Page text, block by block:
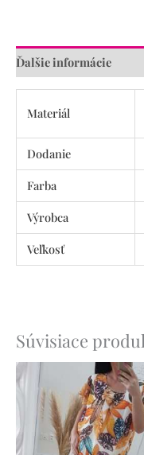
Ďalšie informácie
Materiál
Dodanie
Farba
Výrobca
Veľkosť
Súvisiace